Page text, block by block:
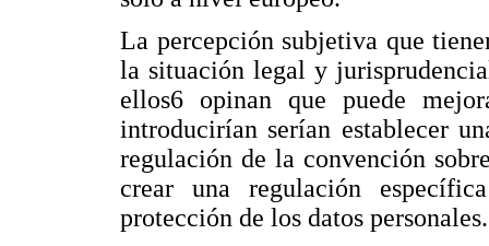
La percepción subjetiva que
la situación legal y
ellos6 opinan que puede
introducirían serían establecer
regulación de la convención
crear una regulación
protección de los datos personales.